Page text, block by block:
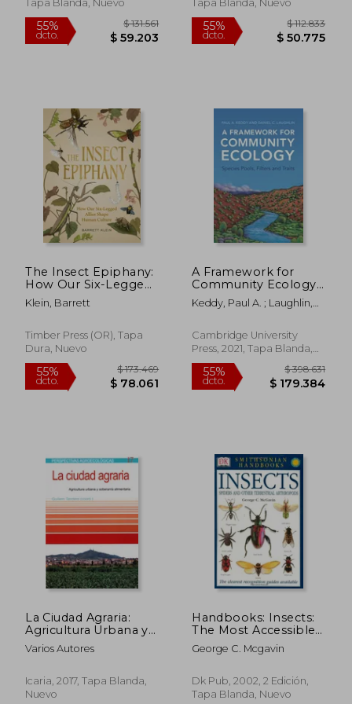
55%
dcto.
$ 129.378
$ 58.220
45%
dcto.
6%
dcto.
$ 95.000 45%
dcto.
Tapa Blanda, Nuevo Tapa Blanda, Nuevo
The Insect Epiphany:
How Our Six-Legged
Allies Shape Human
Culture (en Inglés)
Klein, Barrett
Timber Press (OR), Tapa
Dura, Nuevo
A Framework for
Community Ecology:
Species Pools, Filters
and Traits (en Inglés)
Keddy, Paul A. ; Laughlin,
Cambridge University
Press, 2021, Tapa Blanda,
Nuevo
La Ciudad Agraria:
Agricultura Urbana y
Soberanía
Alimentaria
Agroecológicas)
Varios Autores
Icaria, 2017, Tapa Blanda,
Nuevo
Handbooks: Insects:
The Most Accessible
Recognition Guide
(Smithsonian
Inglés)
George C. Mcgavin
Dk Pub, 2002, 2 Edición,
Tapa Blanda, Nuevo